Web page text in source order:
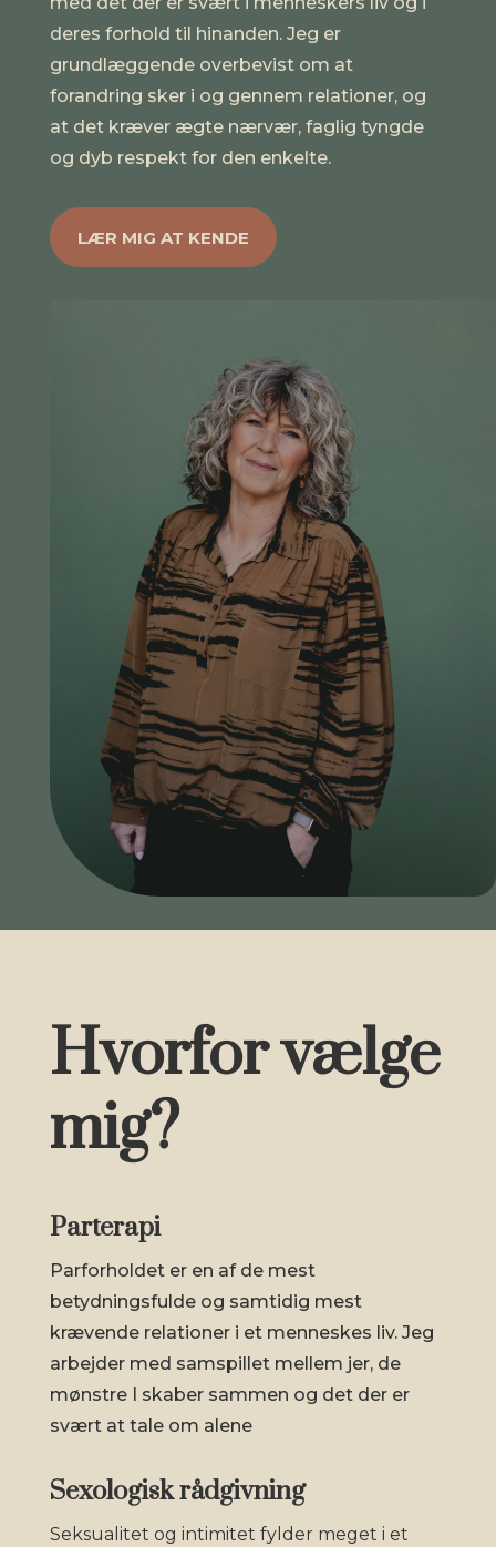
deres forhold til hinanden. Jeg er
grundlæggende overbevist om at
forandring sker i og gennem relationer, og
at det kræver ægte nærvær, faglig tyngde
og dyb respekt for den enkelte.
LÆR MIG AT KENDE
Hvorfor vælge
mig?
Parterapi
Parforholdet er en af de mest
betydningsfulde og samtidig mest
krævende relationer i et menneskes liv. Jeg
arbejder med samspillet mellem jer, de
mønstre I skaber sammen og det der er
svært at tale om alene
Sexologisk rådgivning
Seksualitet og intimitet fylder meget i et